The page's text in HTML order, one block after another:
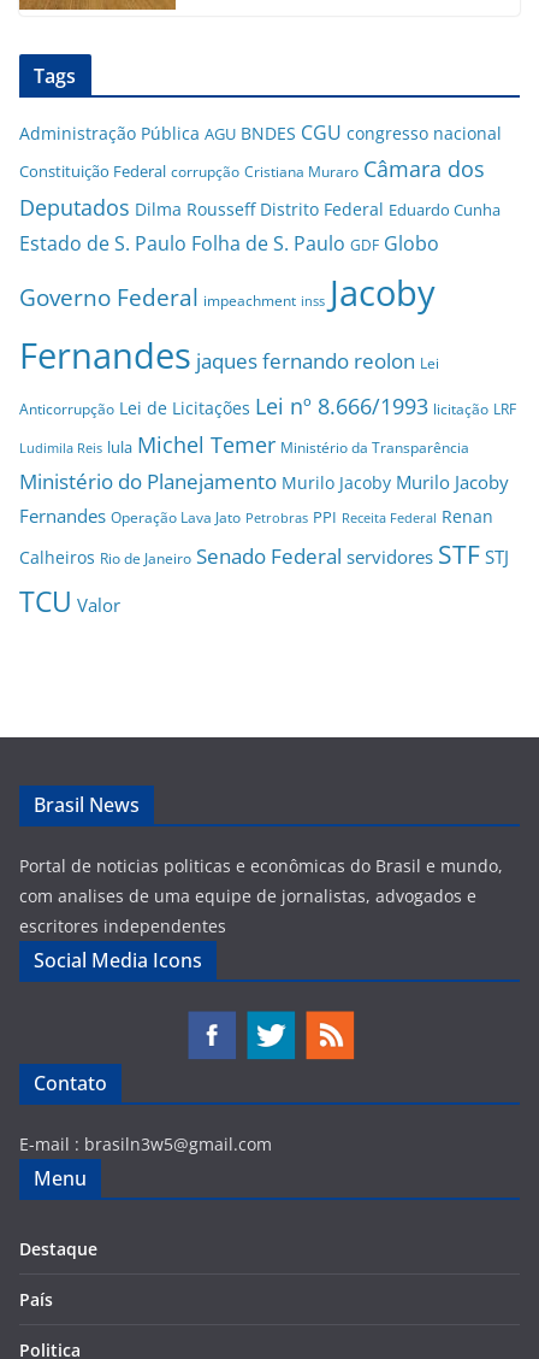
Tags
Administração Pública AGU BNDES CGU congresso nacional
Constituição Federal corrupção Cristiana Muraro Câmara dos
Deputados Dilma Rousseff Distrito Federal Eduardo Cunha
Estado de S. Paulo Folha de S. Paulo GDF Globo
Governo Federal impeachment inss Jacoby
Fernandes jaques fernando reolon Lei
Anticorrupção Lei de Licitações Lei nº 8.666/1993 licitação LRF
Ludimila Reis lula Michel Temer Ministério da Transparência
Ministério do Planejamento Murilo Jacoby Murilo Jacoby
Fernandes Operação Lava Jato Petrobras PPI Receita Federal Renan
Calheiros Rio de Janeiro Senado Federal servidores STF STJ
TCU Valor
Brasil News
Portal de noticias politicas e econômicas do Brasil e mundo,
com analises de uma equipe de jornalistas, advogados e
escritores independentes
Social Media Icons
Contato
E-mail : brasiln3w5@gmail.com
Menu
Destaque
País
Politica